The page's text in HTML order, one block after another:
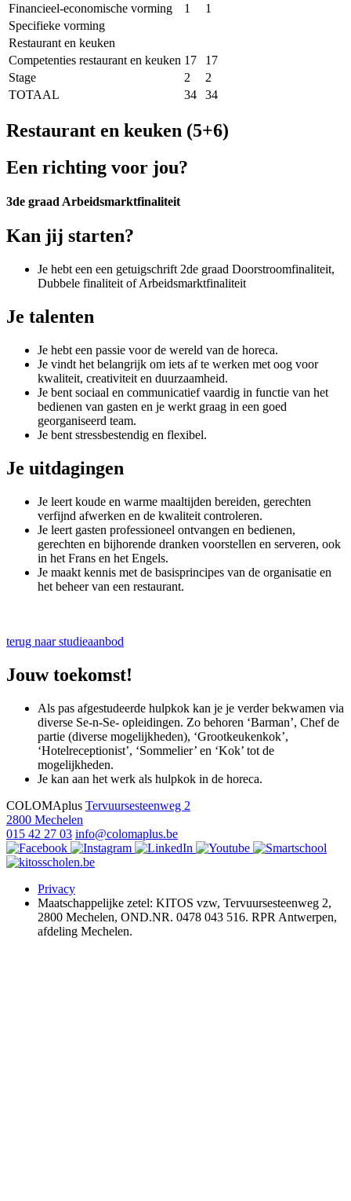
Financieel-economische vorming
1
1
Specifieke vorming
Restaurant en keuken
Competenties restaurant en keuken 17
17
Stage
2
2
TOTAAL
34 34
Restaurant en keuken (5+6)
Een richting voor jou?
3de graad Arbeidsmarktfinaliteit
Kan jij starten?
Je hebt een een getuigschrift 2de graad Doorstroomfinaliteit,
Dubbele finaliteit of Arbeidsmarktfinaliteit
Je talenten
Je hebt een passie voor de wereld van de horeca.
Je vindt het belangrijk om iets af te werken met oog voor
kwaliteit, creativiteit en duurzaamheid.
Je bent sociaal en communicatief vaardig in functie van het
bedienen van gasten en je werkt graag in een goed
georganiseerd team.
Je bent stressbestendig en flexibel.
Je uitdagingen
Je leert koude en warme maaltijden bereiden, gerechten
verfijnd afwerken en de kwaliteit controleren.
Je leert gasten professioneel ontvangen en bedienen,
gerechten en bijhorende dranken voorstellen en serveren, ook
in het Frans en het Engels.
Je maakt kennis met de basisprincipes van de organisatie en
het beheer van een restaurant.
terug naar studieaanbod
Jouw toekomst!
Als pas afgestudeerde hulpkok kan je je verder bekwamen via
diverse Se-n-Se- opleidingen. Zo behoren ‘Barman’, Chef de
partie (diverse mogelijkheden), ‘Grootkeukenkok’,
‘Hotelreceptionist’, ‘Sommelier’ en ‘Kok’ tot de
mogelijkheden.
Je kan aan het werk als hulpkok in de horeca.
COLOMAplus Tervuursesteenweg 2
2800 Mechelen
015 42 27 03 info@colomaplus.be
Privacy
Maatschappelijke zetel: KITOS vzw, Tervuursesteenweg 2,
2800 Mechelen, OND.NR. 0478 043 516. RPR Antwerpen,
afdeling Mechelen.